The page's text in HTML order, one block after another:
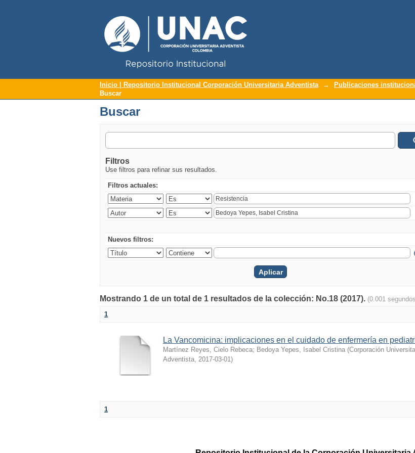
Buscar
Inicio | Repositorio Institucional Corporación Universitaria Adventista → Publicaciones
Buscar
Buscar
Filtros
Use filtros para refinar sus resultados.
Filtros actuales:
Nuevos filtros:
Mostrando 1 de un total de 1 resultados de la colección: No.18 (2017). (0.001
1
La Vancomicina: implicaciones en el cuidado de enfermería en
Martínez Reyes, Cielo Rebeca; Bedoya Yepes, Isabel Cristina (Corporación
Adventista, 2017-03-01)
1